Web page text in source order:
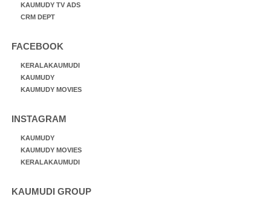
KAUMUDY TV ADS
CRM DEPT
FACEBOOK
KERALAKAUMUDI
KAUMUDY
KAUMUDY MOVIES
INSTAGRAM
KAUMUDY
KAUMUDY MOVIES
KERALAKAUMUDI
KAUMUDI GROUP